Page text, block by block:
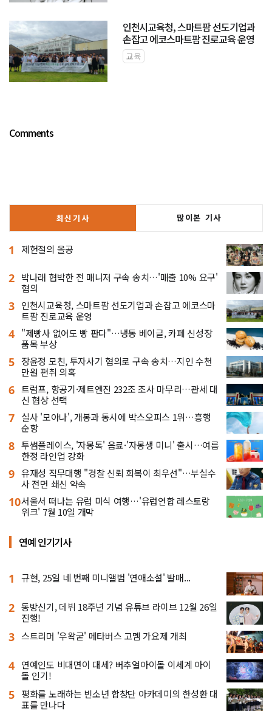
인천시교육청, 스마트팜 선도기업과
손잡고 에코스마트팜 진로교육 운영
교육
Comments
최신기사 많이본 기사
1 제헌절의 올공
2 박나래 협박한 전 매니저 구속 송치…'매출 10% 요구'
혐의
3 인천시교육청, 스마트팜 선도기업과 손잡고 에코스마
트팜 진로교육 운영
4 "제빵사 없어도 빵 판다"…냉동 베이글, 카페 신성장
품목 부상
5 장윤정 모친, 투자사기 혐의로 구속 송치…지인 수천
만원 편취 의혹
6 트럼프, 항공기·제트엔진 232조 조사 마무리…관세 대
신 협상 선택
7 실사 '모아나', 개봉과 동시에 박스오피스 1위…흥행
순항
8 투썸플레이스, '자몽톡' 음료·'자몽생 미니' 출시…여름
한정 라인업 강화
9 유재성 직무대행 "경찰 신뢰 회복이 최우선"…부실수
사 전면 쇄신 약속
10서울서 떠나는 유럽 미식 여행…'유럽연합 레스토랑
위크' 7월 10일 개막
연예 인기기사
1 규현, 25일 네 번째 미니앨범 '연애소설' 발매...
2 동방신기, 데뷔 18주년 기념 유튜브 라이브 12월 26일
진행!
3 스트리머 '우왁굳' 메타버스 고멤 가요제 개최
4 연예인도 비대면이 대세? 버추얼아이돌 이세계 아이
돌 인기!
5 평화를 노래하는 빈소년 합창단 아카데미의 한성환 대
표를 만나다